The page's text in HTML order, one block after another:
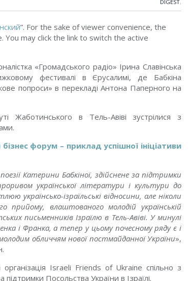
DIGEST,
”. For the sake of viewer convenience, the
may click the link to switch the active
«Громадського радіо» Ірина Славінська
фестивалі в Єрусалимі, де Бабкіна
попроси» в перекладі Антона Паперного на
Жаботинського в Тель-Авіві зустрілися з
бізнес форум – приклад успішної ініціативи
Катерини Бабкіної, здійснене за підтримки
української літератури і культури до
українсько-ізраїльські відносини, але ніколи
прийому, влаштованого молодій українській
письменників Ізраїлю в Тель-Авіві. У минулі
і Франка, а тепер у цьому почесному ряду є і
обличчям нової постмайданної України»,
Israeli Friends of Ukraine спільно з
Посольства України в Ізраїлі.